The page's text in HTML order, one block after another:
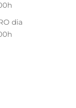
dia